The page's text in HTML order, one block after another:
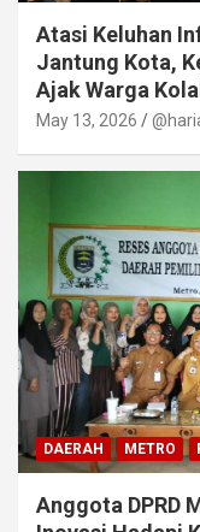
Atasi Keluhan
Jantung Kota,
Ajak Warga
May 13, 2026
DAERAH METRO
‎Anggota DPRD